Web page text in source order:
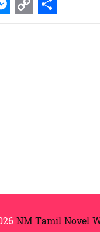
Copy
Share
NM Tamil Novel